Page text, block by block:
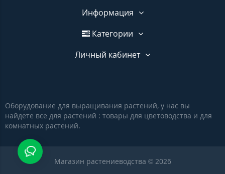
Информация
Категории
Личный кабинет
Оборудование для выращивания растений, у нас вы
найдете все для растений : товары для цветоводства и для
комнатных растений.
Магазин растениеводства © 2026